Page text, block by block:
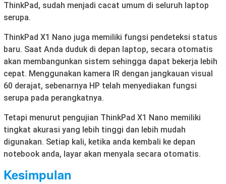
ThinkPad, sudah menjadi cacat umum di seluruh laptop
serupa.
ThinkPad X1 Nano juga memiliki fungsi pendeteksi status
baru. Saat Anda duduk di depan laptop, secara otomatis
akan membangunkan sistem sehingga dapat bekerja lebih
cepat. Menggunakan kamera IR dengan jangkauan visual
60 derajat, sebenarnya HP telah menyediakan fungsi
serupa pada perangkatnya.
Tetapi menurut pengujian ThinkPad X1 Nano memiliki
tingkat akurasi yang lebih tinggi dan lebih mudah
digunakan. Setiap kali, ketika anda kembali ke depan
notebook anda, layar akan menyala secara otomatis.
Kesimpulan